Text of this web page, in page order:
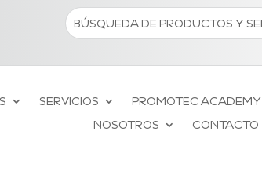
SERVICIOS PROMOTEC ACADEMY
NOSOTROS
CONTACTO